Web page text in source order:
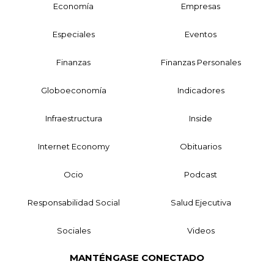
Economía Empresas
Especiales Eventos
Finanzas Finanzas Personales
Globoeconomía Indicadores
Infraestructura Inside
Internet Economy Obituarios
Ocio Podcast
Responsabilidad Social Salud Ejecutiva
Sociales Videos
MANTÉNGASE CONECTADO